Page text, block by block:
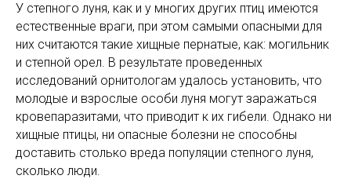
У степного луня, как и у многих других птиц имеются
естественные враги, при этом самыми опасными для
них считаются такие хищные пернатые, как: могильник
и степной орел. В результате проведенных
исследований орнитологам удалось установить, что
молодые и взрослые особи луня могут заражаться
кровепаразитами, что приводит к их гибели. Однако ни
хищные птицы, ни опасные болезни не способны
доставить столько вреда популяции степного луня,
сколько люди.